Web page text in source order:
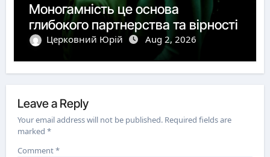
Моногамність це основа
глибокого партнерства та вірності
Церковний Юрій Aug 2, 2026
Leave a Reply
Your email address will not be published. Required fields are
marked*
Comment*